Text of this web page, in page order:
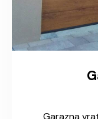
Garazna